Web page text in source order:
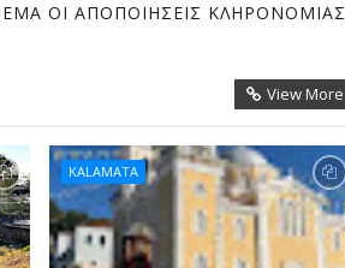
ΟΙ ΑΠΟΠΟΙΗΣΕΙΣ ΚΛΗΡΟΝΟΜΙΑΣ
View More
KALAMATA